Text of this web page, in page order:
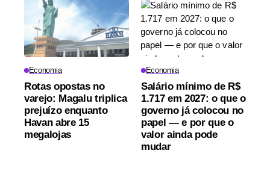
Economia
Rotas opostas no
varejo: Magalu triplica
prejuízo enquanto
Havan abre 15
megalojas
Economia
Salário mínimo de R$
1.717 em 2027: o que o
governo já colocou no
papel — e por que o
valor ainda pode
mudar